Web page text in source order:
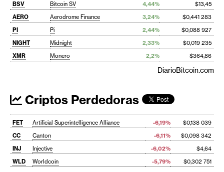
BSV
Bitcoin SV 4,44%
$13,45
AERO
Aerodrome Finance 3,24%
$0,441 283
PI
Pi 2,44%
$0,088 927
NIGHT
Midnight 2,33%
$0,019 235
XMR
Monero 2,2% $364,86
DiarioBitcoin.com
Criptos Perdedoras
FET Artificial Superintelligence Alliance -6,19%
$0,138 039
CC
Canton -6,11%
$0,098 342
INJ
Injective -6,02%
$4,64
WLD
Worldcoin -5,79%
$0,302 751